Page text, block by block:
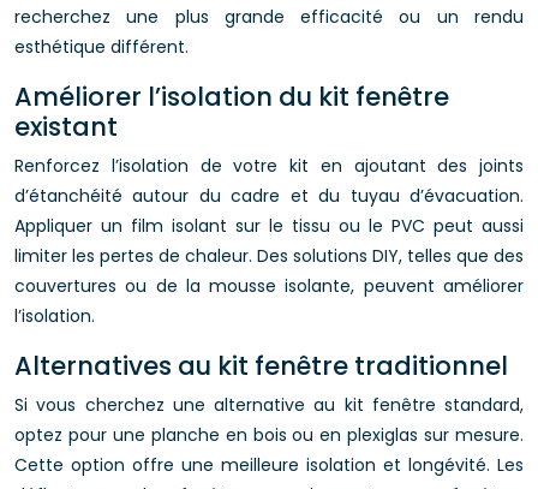
recherchez une plus grande efficacité ou un rendu
esthétique différent.
Améliorer l’isolation du kit fenêtre
existant
Renforcez l’isolation de votre kit en ajoutant des joints
d’étanchéité autour du cadre et du tuyau d’évacuation.
Appliquer un film isolant sur le tissu ou le PVC peut aussi
limiter les pertes de chaleur. Des solutions DIY, telles que des
couvertures ou de la mousse isolante, peuvent améliorer
l’isolation.
Alternatives au kit fenêtre traditionnel
Si vous cherchez une alternative au kit fenêtre standard,
optez pour une planche en bois ou en plexiglas sur mesure.
Cette option offre une meilleure isolation et longévité. Les